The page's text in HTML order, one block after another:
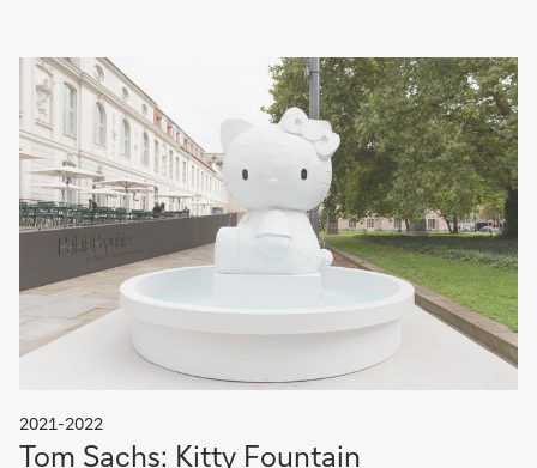
2021-2022
Tom Sachs: Kitty Fountain